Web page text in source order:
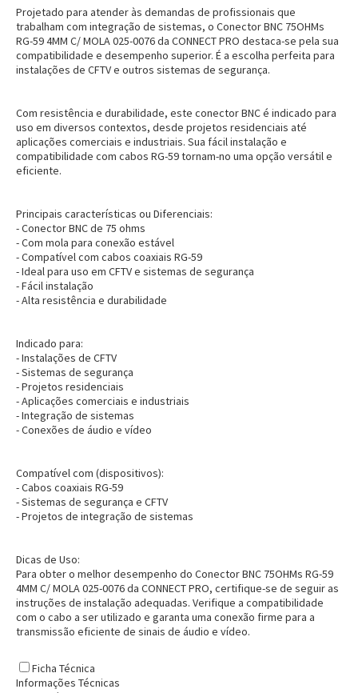
Entrega Flash
Cartão de crédito
Pagamento via Pix
Retire na Loja
Projetado para atender às demandas de profissionais que
trabalham com integração de sistemas, o Conector BNC 75OHMs
RG-59 4MM C/ MOLA 025-0076 da CONNECT PRO destaca-se pela sua
compatibilidade e desempenho superior. É a escolha perfeita para
instalações de CFTV e outros sistemas de segurança.
Com resistência e durabilidade, este conector BNC é indicado para
uso em diversos contextos, desde projetos residenciais até
aplicações comerciais e industriais. Sua fácil instalação e
compatibilidade com cabos RG-59 tornam-no uma opção versátil e
eficiente.
Principais características ou Diferenciais:
- Conector BNC de 75 ohms
- Com mola para conexão estável
- Compatível com cabos coaxiais RG-59
- Ideal para uso em CFTV e sistemas de segurança
- Fácil instalação
- Alta resistência e durabilidade
Indicado para:
- Instalações de CFTV
- Sistemas de segurança
- Projetos residenciais
- Aplicações comerciais e industriais
- Integração de sistemas
- Conexões de áudio e vídeo
Compatível com (dispositivos):
- Cabos coaxiais RG-59
- Sistemas de segurança e CFTV
- Projetos de integração de sistemas
Dicas de Uso:
Para obter o melhor desempenho do Conector BNC 75OHMs RG-59
4MM C/ MOLA 025-0076 da CONNECT PRO, certifique-se de seguir as
instruções de instalação adequadas. Verifique a compatibilidade
com o cabo a ser utilizado e garanta uma conexão firme para a
transmissão eficiente de sinais de áudio e vídeo.
Ficha Técnica
Informações Técnicas